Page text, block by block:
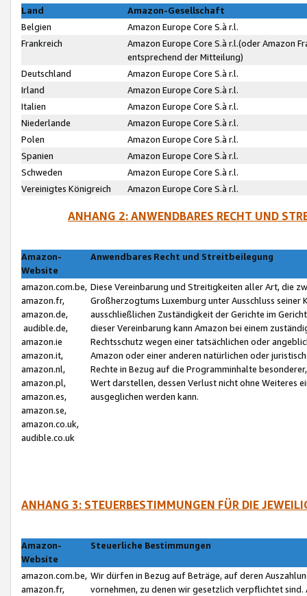
Land
Amazon-Gesellschaft
Belgien
Amazon Europe Core S.à r.l.
Frankreich
Amazon Europe Core S.à r.l.(oder Amazon
entsprechend der Mitteilung)
Deutschland
Amazon Europe Core S.à r.l.
Irland
Amazon Europe Core S.à r.l.
Italien
Amazon Europe Core S.à r.l.
Niederlande
Amazon Europe Core S.à r.l.
Polen
Amazon Europe Core S.à r.l.
Spanien
Amazon Europe Core S.à r.l.
Schweden
Amazon Europe Core S.à r.l.
Vereinigtes Königreich
Amazon Europe Core S.à r.l.
ANHANG 2: ANWENDBARES RECHT UND
Amazon-
Website
Anwendbares Recht und Streitbeilegung
amazon.com.be,
amazon.fr,
amazon.de,
audible.de,
amazon.ie
amazon.it,
amazon.nl,
amazon.pl,
amazon.es,
amazon.se,
amazon.co.uk,
audible.co.uk
Diese Vereinbarung und Streitigkeiten aller Art, die
Großherzogtums Luxemburg unter Ausschluss
ausschließlichen Zuständigkeit der Gerichte im
dieser Vereinbarung kann Amazon bei einem
Rechtsschutz wegen einer tatsächlichen oder
Amazon oder einer anderen natürlichen oder
Rechte in Bezug auf die Programminhalte
Wert darstellen, dessen Verlust nicht ohne Weiteres
ausgeglichen werden kann.
ANHANG 3: STEUERBESTIMMUNGEN FÜR DIE
Amazon-
Website
Steuerliche Bestimmungen
amazon.com.be,
amazon.fr,
Wir dürfen in Bezug auf Beträge, auf deren
vornehmen, zu denen wir gesetzlich verpflichtet